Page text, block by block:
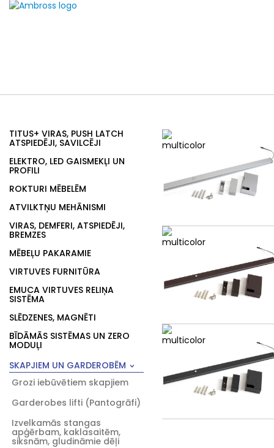
TITUS+ VIRAS, PUSH LATCH
ATSPIEDĒJI, SAVILCĒJI
ELEKTRO, LED GAISMEKĻI UN
PROFILI
ROKTURI MĒBELĒM
ATVILKTŅU MEHĀNISMI
VIRAS, DEMFERI, ATSPIEDĒJI,
BREMZES
MĒBEĻU PAKARAMIE
VIRTUVES FURNITŪRA
EMUCA VIRTUVES RELIŅA
SISTĒMA
SLĒDZENES, MAGNĒTI
BĪDĀMĀS SISTĒMAS UN ZERO
MODUĻI
SKAPJIEM UN GARDEROBĒM
Grozi iebūvētiem skapjiem
Garderobes lifti (Pantogrāfi)
Izvelkamās stangas
apģērbam, kaklasaitēm,
siksnām, gludināmie dēļi